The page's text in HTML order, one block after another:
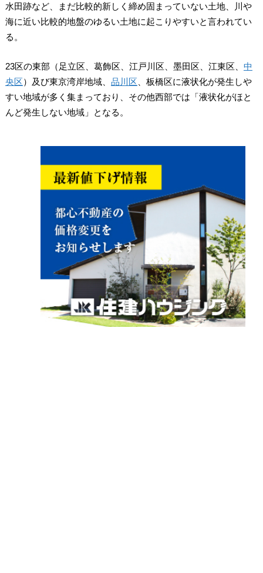
水田跡など、まだ比較的新しく締め固まっていない土地、川や
海に近い比較的地盤のゆるい土地に起こりやすいと言われてい
る。
23区の東部（足立区、葛飾区、江戸川区、墨田区、江東区、 中
央区）及び東京湾岸地域、 品川区 、板橋区に液状化が発生しや
すい地域が多く集まっており、その他西部では「液状化がほと
んど発生しない地域」
となる。